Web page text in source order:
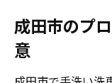
成田市のプ
意